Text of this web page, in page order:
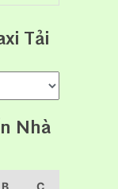
Tải
Nhà